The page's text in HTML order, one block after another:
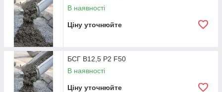
П1 В20 F200 W6 840
П1 В25 F200 W6
П1 В30 F200 W6 920
В наявності
Ціну уточнюйте
БСГ В12,5 Р2 F50
В наявності
Ціну уточнюйте